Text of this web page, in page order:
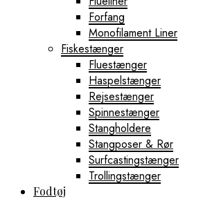
Forfang
Monofilament Liner
Fiskestænger
Fluestænger
Haspelstænger
Rejsestænger
Spinnestænger
Stangholdere
Stangposer & Rør
Surfcastingstænger
Trollingstænger
Fodtøj